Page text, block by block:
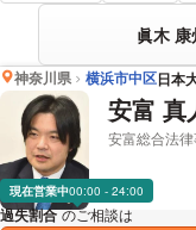
眞木
神奈川県 横浜市中区日本
安富 真
安富総合法
現在営業中00:00 - 24:00
過失割合 のご相談は